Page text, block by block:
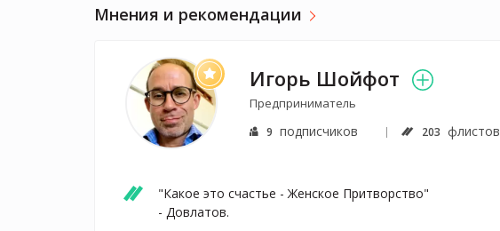
Мнения и рекомендации
Игорь Шойфот
Предприниматель
9 подписчиков 203 флистов
"Какое это счастье - Женское Притворство"
- Довлатов.